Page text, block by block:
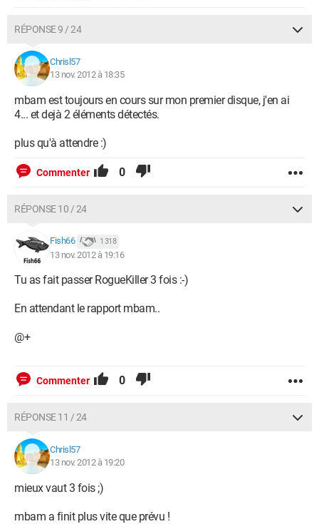
RÉPONSE 9 / 24
Chrisl57
13 nov. 2012 à 18:35
mbam est toujours en cours sur mon premier disque, j'en ai
4... et dejà 2 éléments détectés.
plus qu'à attendre :)
Commenter 0
RÉPONSE 10 / 24
Fish66 1 318
13 nov. 2012 à 19:16
Tu as fait passer RogueKiller 3 fois :-)
En attendant le rapport mbam..
@+
Commenter 0
RÉPONSE 11 / 24
Chrisl57
13 nov. 2012 à 19:20
mieux vaut 3 fois ;)
mbam a finit plus vite que prévu !